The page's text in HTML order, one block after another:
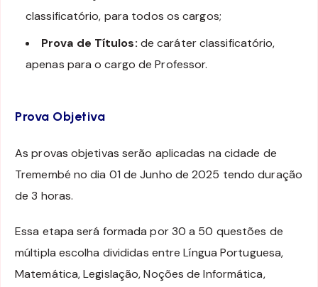
classificatório, para todos os cargos;
Prova de Títulos: de caráter classificatório,
apenas para o cargo de Professor.
Prova Objetiva
As provas objetivas serão aplicadas na cidade de
Tremembé no dia 01 de Junho de 2025 tendo duração
de 3 horas.
Essa etapa será formada por 30 a 50 questões de
múltipla escolha divididas entre Língua Portuguesa,
Matemática, Legislação, Noções de Informática,